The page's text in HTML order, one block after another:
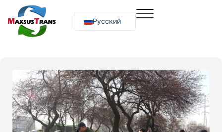
Русский
O‘zbekcha